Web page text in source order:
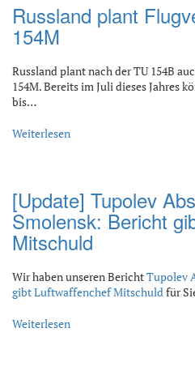
Russland plant
154M
Russland plant nach der TU 154B
154M. Bereits im Juli dieses Jahres
bis…
Weiterlesen
[Update] Tupolev
Smolensk: Bericht
Mitschuld
Wir haben unseren BerichtTupolev
gibt Luftwaffenchef Mitschuldfür
Weiterlesen